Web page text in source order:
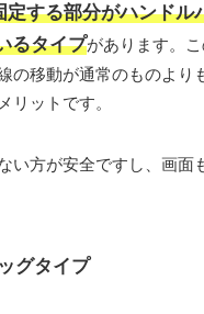
定する部分がハンドル
るタイプがあります。
の移動が通常のものより
リットです。
い方が安全ですし、画面
グタイプ